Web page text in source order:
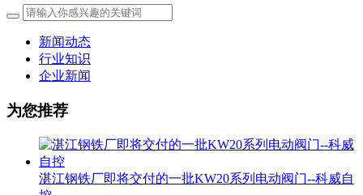
新闻动态
行业知识
企业新闻
为您推荐
湛江钢铁厂即将交付的一批KW20系列电动阀门--科威自